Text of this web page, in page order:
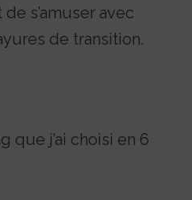
s’amuser avec
de transition.
que j’ai choisi en 6